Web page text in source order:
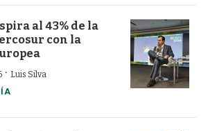
al 43% de la
con la
· Luis Silva